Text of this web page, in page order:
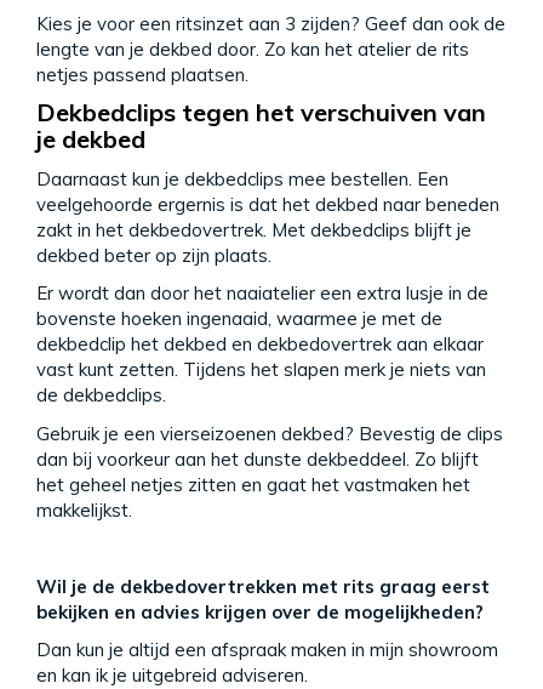
Kies je voor een ritsinzet aan 3 zijden? Geef dan ook de
lengte van je dekbed door. Zo kan het atelier de rits
netjes passend plaatsen.
Dekbedclips tegen het verschuiven van
je dekbed
Daarnaast kun je dekbedclips mee bestellen. Een
veelgehoorde ergernis is dat het dekbed naar beneden
zakt in het dekbedovertrek. Met dekbedclips blijft je
dekbed beter op zijn plaats.
Er wordt dan door het naaiatelier een extra lusje in de
bovenste hoeken ingenaaid, waarmee je met de
dekbedclip het dekbed en dekbedovertrek aan elkaar
vast kunt zetten. Tijdens het slapen merk je niets van
de dekbedclips.
Gebruik je een vierseizoenen dekbed? Bevestig de clips
dan bij voorkeur aan het dunste dekbeddeel. Zo blijft
het geheel netjes zitten en gaat het vastmaken het
makkelijkst.
Wil je de dekbedovertrekken met rits graag eerst
bekijken en advies krijgen over de mogelijkheden?
Dan kun je altijd een afspraak maken in mijn showroom
en kan ik je uitgebreid adviseren.